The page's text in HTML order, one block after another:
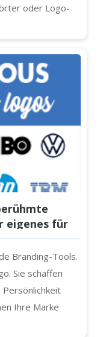
oder Logo-
Persönlichkeit
Manchmal
oder
eigenes für
Branding-Tools.
Sie schaffen
Ihre Marke
wir uns